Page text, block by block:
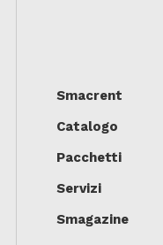
Smacrent
Catalogo
Pacchetti
Servizi
Smagazine